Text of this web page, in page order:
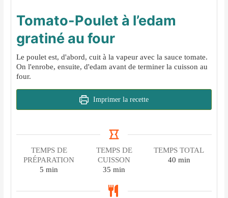
Tomato-Poulet à l’edam
gratiné au four
Le poulet est, d'abord, cuit à la vapeur avec la sauce tomate.
On l'enrobe, ensuite, d'edam avant de terminer la cuisson au
four.
Imprimer la recette
TEMPS DE
PRÉPARATION
5 minutes
min
TEMPS DE
CUISSON
35 minutes
min
TEMPS TOTAL
40minutes
min